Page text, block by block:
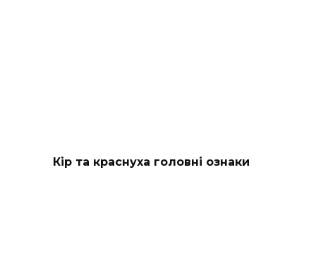
Кір та краснуха головні ознаки